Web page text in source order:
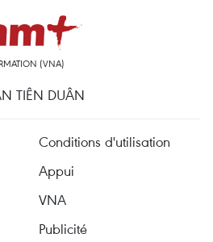
(VNA)
TIÊN DUÂN
Conditions d'utilisation
Appui
VNA
Publicité